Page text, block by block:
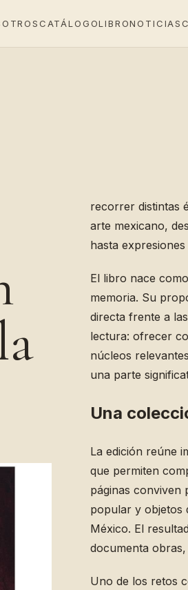
CATÁLOGOLIBRONOTICIAS
recorrer distintas
arte mexicano,
hasta
El libro nace
memoria. Su
directa frente a
lectura: ofrecer
núcleos
una parte
Una
La edición reúne
que permiten
páginas conviven
popular y objetos
México. El
documenta
Uno de los retos